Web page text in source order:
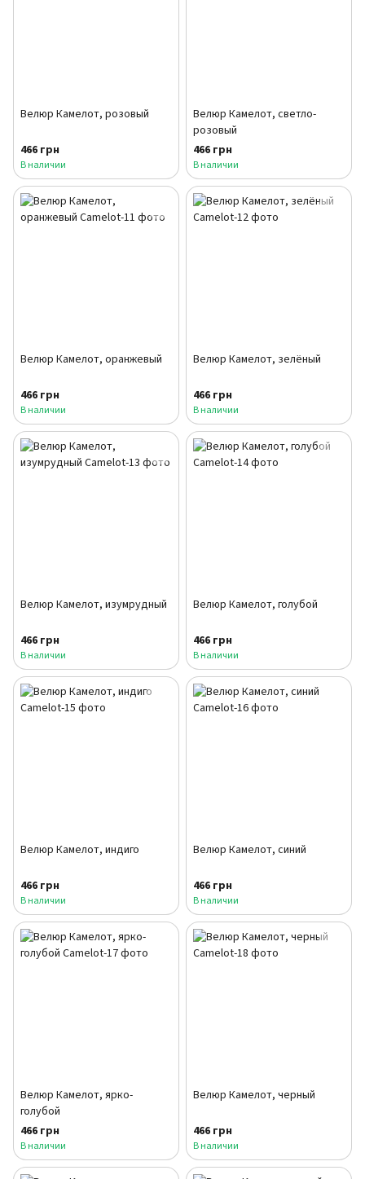
Велюр Камелот, розовый
466 грн
В наличии
Велюр Камелот, светло-
розовый
466 грн
В наличии
Велюр Камелот, оранжевый
466 грн
В наличии
Велюр Камелот, зелёный
466 грн
В наличии
Велюр Камелот, изумрудный
466 грн
В наличии
Велюр Камелот, голубой
466 грн
В наличии
Велюр Камелот, индиго
466 грн
В наличии
Велюр Камелот, синий
466 грн
В наличии
Велюр Камелот, ярко-
голубой
466 грн
В наличии
Велюр Камелот, черный
466 грн
В наличии